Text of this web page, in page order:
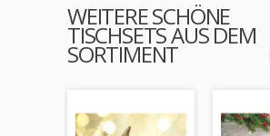
WEITERE SCHÖNE
TISCHSETS AUS DEM
SORTIMENT